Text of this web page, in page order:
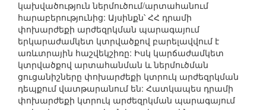
կախվածություն ներմուծում/արտահանում
հարաբերությունից: Այսինքն՝ ՀՀ դրամի
փոխարժեքի արժեզրկման պարագայում
երկարաժամկետ կտրվածքով բարելավվում է
առևտրային հաշվեկշիռը: Իսկ կարճաժամկետ
կտրվածքով արտահանման և ներմուծման
ցուցանիշները փոխարժեքի կտրուկ արժեզրկման
դեպքում վատթարանում են: Հատկապես դրամի
փոխարժեքի կտրուկ արժեզրկման պարագայում